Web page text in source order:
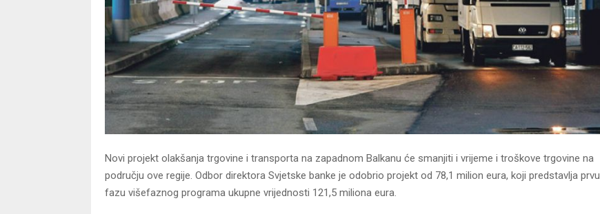
Novi projekt olakšanja trgovine i transporta na zapadnom Balkanu će smanjiti i vrijeme i troškove trgovine na
području ove regije. Odbor direktora Svjetske banke je odobrio projekt od 78,1 milion eura, koji predstavlja prvu
fazu višefaznog programa ukupne vrijednosti 121,5 miliona eura.